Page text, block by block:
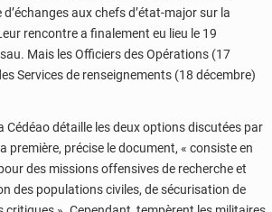
aux chefs d’état-major sur la
rencontre a finalement eu lieu le 19
Mais les Officiers des Opérations (17
Services de renseignements (18 décembre)
Cédéao détaille les deux options discutées par
première, précise le document, « consiste en
des missions offensives de recherche et
des populations civiles, de sécurisation de